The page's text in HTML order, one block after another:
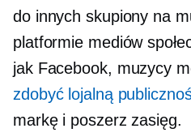
do innychskupiony na
platformie mediów
jak Facebook, muzycy
zdobyć lojalną
markę i poszerz zasięg.